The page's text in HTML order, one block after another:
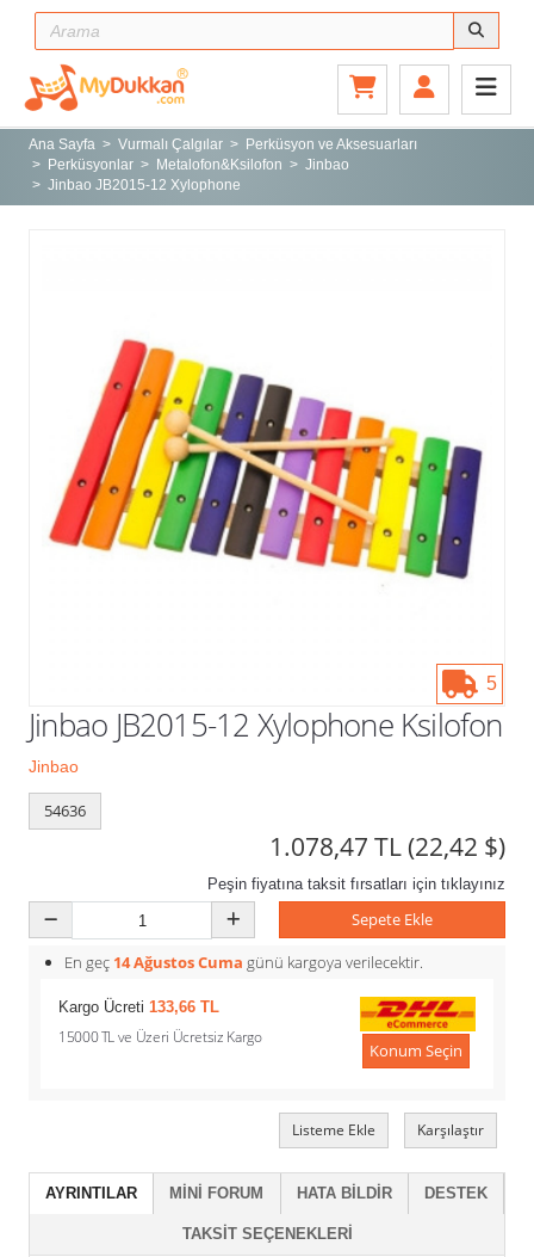
Ana Sayfa
Gitar ve Ekipmanları
Sahne ve Stüdyo
Nefesli Çalgılar
Türk Müziği Enstrümanları
Yeni Gelenler
Kampanyalar
Ana Sayfa Vurmalı Çalgılar
Perküsyon ve Aksesuarları
Perküsyonlar
Metalofon&Ksilofon
Jinbao
Jinbao JB2015-12 Xylophone
5
Jinbao JB2015-12 Xylophone Ksilofon
Jinbao
54636
1.078,47 TL(22,42 $)
Peşin fiyatına taksit fırsatları için tıklayınız
Sepete Ekle
En geç 14 Ağustos Cuma günü kargoya verilecektir.
Kargo Ücreti 133,66 TL
15000 TL ve Üzeri Ücretsiz Kargo
Konum Seçin
Listeme Ekle Karşılaştır
AYRINTILAR MINI FORUM HATA BILDIR DESTEK
TAKSIT SEÇENEKLERI